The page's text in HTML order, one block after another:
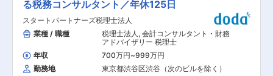
資料作成などの基本的な業務を担当します。 慣れ
てきたら順次、担当業務を増やしていきます。 税
法等のWEB研修や各種システム研修、社内外研
修、OJTを通じてスキルを磨いていただきます。
■配属先： 適性や希望に応じ、下記のいずれかに
配属となります。 （1）監査課：法人の巡回監
査、決算、税務申告がメイン （2）資産税課：相
続税をはじめとした資産税業務がメイン ■社風：
に「人生をかけた挑戦者」たちです。その志を一
番近くで支え、共に未来を切り拓く真のパートナ
ーであり続けることを使命としています。 スロー
ガンは「人生をかけた挑戦者の一番近くに」。 東
京渋谷・大阪梅田の2拠点から、日本を動かす起
業家たちをサポート。組織の拡大フェーズにある
今だからこそ、一コンサルタントの枠を超え、法
人の成長を牽引する中核メンバーとしての活躍を
る税務コンサルタント／年休125日
スタートパートナーズ税理士法人
業種 / 職種
税理士法人 , 会計コンサルタント・財務
アドバイザリー 税理士
年収
700万円~999万円
勤務地
東京都渋谷区渋谷（次のビルを除く）